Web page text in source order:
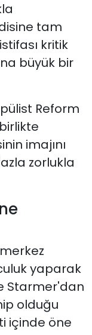
tam
kritik
büyük bir
Reform
imajını
zorlukla
yaparak
Starmer'dan
olduğu
içinde öne